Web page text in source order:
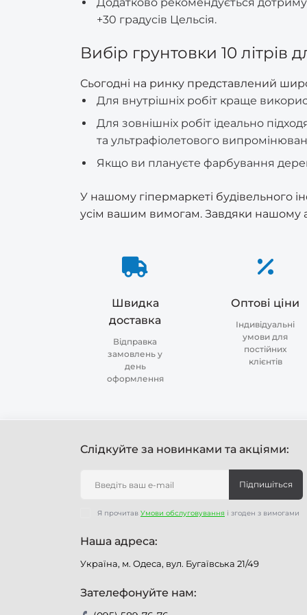
Стусло
Трос каналізаційний
Труборіз RapidE
Цвяходери та ломи
Сітка затіняюча
Сітка москитна
Сітка шпалерна (огіркова)
для підтримки рослин
Премиум (врізні)
Украина (врізні)
Шерлок (врізні)
Yuni (ручки)
вікна/двері
Україна (ручки)
+30 градусів Цельсія.
Вибір грунтовки 10 літрів
Сьогодні на ринку представлений
Для внутрішніх робіт краще
Для зовнішніх робіт ідеально
та ультрафіолетового
Якщо ви плануєте фарбування
У нашому гіпермаркеті будівельного
усім вашим вимогам. Завдяки нашому
Швидка
доставка
Відправка
замовлень у
день
оформлення
Оптові ціни
Індивідуальні
умови для
постійних
клієнтів
Слідкуйте за новинками та акціями:
Підпишіться
Я прочитав Умови обслуговування і згоден з вимогами
Наша адреса:
Україна, м. Одеса, вул. Бугаївська 21/49
Зателефонуйте нам: